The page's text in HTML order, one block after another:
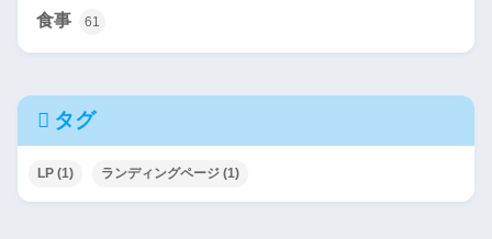
食事 61
タグ
LP (1) ランディングページ (1)